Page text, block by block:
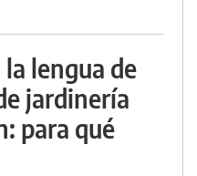
lengua de
jardinería
para qué